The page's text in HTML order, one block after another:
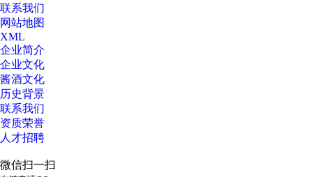
联系我们
网站地图
XML
企业简介
企业文化
酱酒文化
历史背景
联系我们
资质荣誉
人才招聘
微信扫一扫